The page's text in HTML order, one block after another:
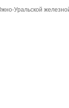
Уральской